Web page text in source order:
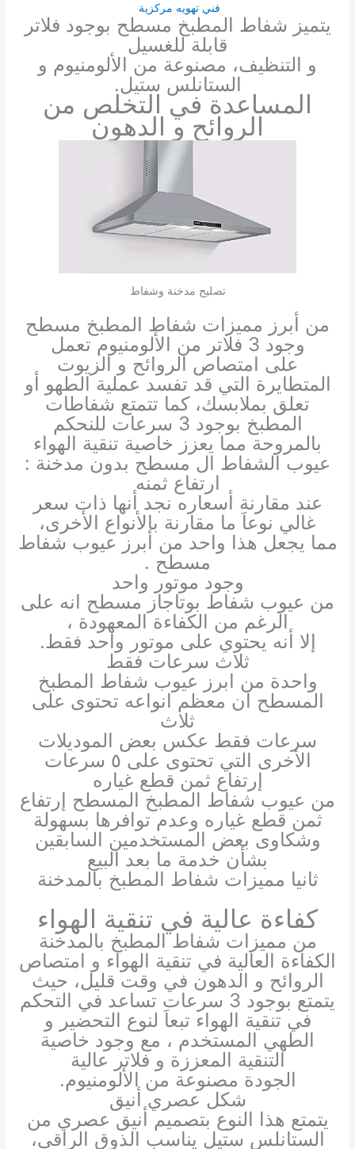
فني تهويه مركزية
يتميز شفاط المطبخ مسطح بوجود فلاتر
قابلة للغسيل
و التنظيف، مصنوعة من الألومنيوم و
الستانلس ستيل.
المساعدة في التخلص من
الروائح و الدهون
تصليح مدخنة وشفاط
من أبرز مميزات شفاط المطبخ مسطح
وجود 3 فلاتر من الألومنيوم تعمل
على امتصاص الروائح و الزيوت
المتطايرة التي قد تفسد عملية الطهو أو
تعلق بملابسك، كما تتمتع شفاطات
المطبخ بوجود 3 سرعات للنحكم
بالمروحة مما يعزز خاصية تنقية الهواء
عيوب الشفاط ال مسطح بدون مدخنة :
ارتفاع ثمنه
عند مقارنة أسعاره نجد أنها ذات سعر
غالي نوعاَ ما مقارنة بالأنواع الأخرى،
مما يجعل هذا واحد من أبرز عيوب شفاط
مسطح .
وجود موتور واحد
من عيوب شفاط بوتاجاز مسطح انه على
الرغم من الكفاءة المعهودة ،
إلا أنه يحتوي على موتور واحد فقط.
ثلاث سرعات فقط
واحدة من ابرز عيوب شفاط المطبخ
المسطح ان معظم انواعه تحتوى على
ثلاث
سرعات فقط عكس بعض الموديلات
الأخرى التي تحتوى على ٥ سرعات
إرتفاع ثمن قطع غياره
من عيوب شفاط المطبخ المسطح إرتفاع
ثمن قطع غياره وعدم توافرها بسهولة
وشكاوى بعض المستخدمين السابقين
بشأن خدمة ما بعد البيع
ثانيا مميزات شفاط المطبخ بالمدخنة
كفاءة عالية في تنقية الهواء
من مميزات شفاط المطبخ بالمدخنة
الكفاءة العالية في تنقية الهواء و امتصاص
الروائح و الدهون في وقت قليل، حيث
يتمتع بوجود 3 سرعات تساعد في التحكم
في تنقية الهواء تبعاَ لنوع التحضير و
الطهي المستخدم ، مع وجود خاصية
التنقية المعززة و فلاتر عالية
الجودة مصنوعة من الألومنيوم.
شكل عصري أنيق
يتمتع هذا النوع بتصميم أنيق عصري من
الستانلس ستيل يناسب الذوق الراقي،